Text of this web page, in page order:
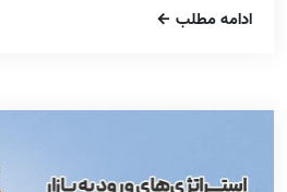
ادامه مطلب